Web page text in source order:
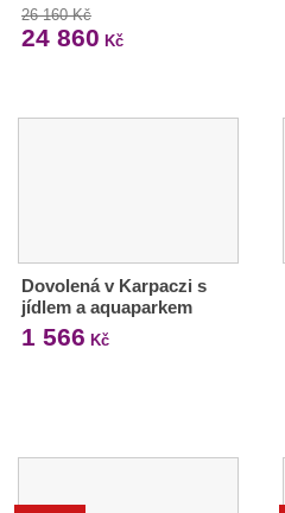
26 160 Kč
24 860 Kč
Dovolená v Karpaczi s
jídlem a aquaparkem
1 566 Kč